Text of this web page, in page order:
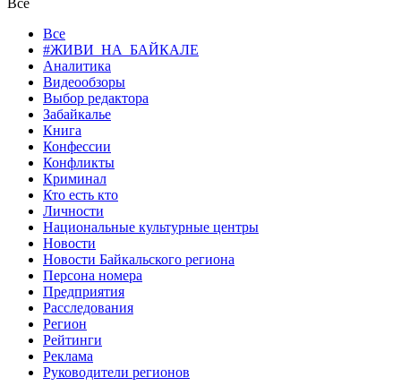
Все
#ЖИВИ_НА_БАЙКАЛЕ
Аналитика
Видеообзоры
Выбор редактора
Забайкалье
Книга
Конфессии
Конфликты
Криминал
Кто есть кто
Личности
Национальные культурные центры
Новости
Новости Байкальского региона
Персона номера
Предприятия
Расследования
Регион
Рейтинги
Реклама
Руководители регионов